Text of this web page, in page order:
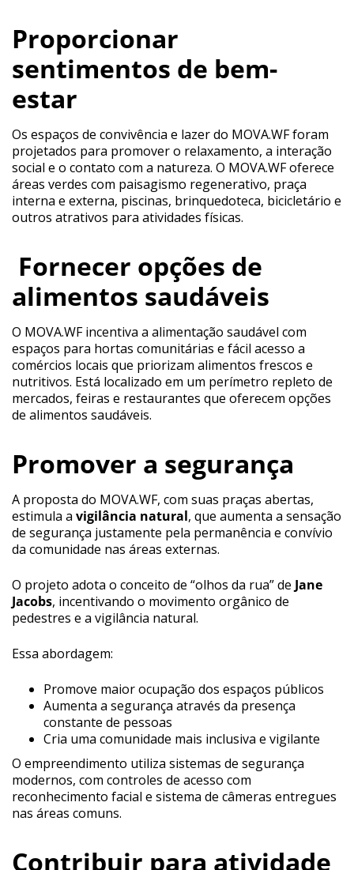
Proporcionar
sentimentos de bem-
estar
Os espaços de convivência e lazer do MOVA.WF foram
projetados para promover o relaxamento, a interação
social e o contato com a natureza. O MOVA.WF oferece
áreas verdes com paisagismo regenerativo, praça
interna e externa, piscinas, brinquedoteca, bicicletário e
outros atrativos para atividades físicas.
Fornecer opções de
alimentos saudáveis
O MOVA.WF incentiva a alimentação saudável com
espaços para hortas comunitárias e fácil acesso a
comércios locais que priorizam alimentos frescos e
nutritivos. Está localizado em um perímetro repleto de
mercados, feiras e restaurantes que oferecem opções
de alimentos saudáveis.
Promover a segurança
A proposta do MOVA.WF, com suas praças abertas,
estimula a vigilância natural, que aumenta a sensação
de segurança justamente pela permanência e convívio
da comunidade nas áreas externas.
O projeto adota o conceito de “olhos da rua” de Jane
Jacobs, incentivando o movimento orgânico de
pedestres e a vigilância natural.
Essa abordagem:
Promove maior ocupação dos espaços públicos
Aumenta a segurança através da presença
constante de pessoas
Cria uma comunidade mais inclusiva e vigilante
O empreendimento utiliza sistemas de segurança
modernos, com controles de acesso com
reconhecimento facial e sistema de câmeras entregues
nas áreas comuns.
Contribuir para atividade